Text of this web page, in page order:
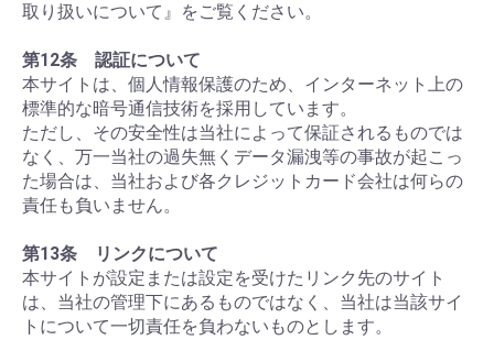
取り扱いについて』をご覧ください。
第12条 認証について
本サイトは、個人情報保護のため、インターネット上の
標準的な暗号通信技術を採用しています。
ただし、その安全性は当社によって保証されるものでは
なく、万一当社の過失無くデータ漏洩等の事故が起こっ
た場合は、当社および各クレジットカード会社は何らの
責任も負いません。
第13条 リンクについて
本サイトが設定または設定を受けたリンク先のサイト
は、当社の管理下にあるものではなく、当社は当該サイ
トについて一切責任を負わないものとします。